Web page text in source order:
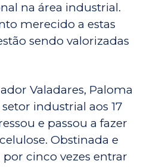
na área industrial.
merecido a estas
sendo valorizadas
Valadares, Paloma
industrial aos 17
e passou a fazer
Obstinada e
cinco vezes entrar